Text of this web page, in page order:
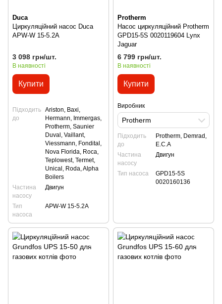
Duca
Циркуляційний насос Duca
APW-W 15-5.2A
3 098 грн/шт.
В наявності
Купити
Підходить
до
Ariston, Baxi,
Hermann, Immergas,
Protherm, Saunier
Duval, Vaillant,
Viessmann, Fondital,
Nova Florida, Roca,
Teplowest, Termet,
Unical, Roda, Alpha
Boilers
Частина
насосу
Двигун
Тип
насоса
APW-W 15-5.2A
Protherm
Насос циркуляційний Protherm
GPD15-5S 0020119604 Lynx
Jaguar
6 799 грн/шт.
В наявності
Купити
Виробник
Protherm
Підходить
до
Protherm, Demrad,
E.C.A
Частина
насосу
Двигун
Тип насоса
GPD15-5S
0020160136